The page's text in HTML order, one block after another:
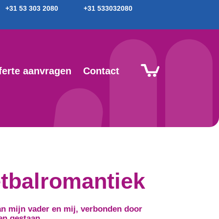
+31 53 303 2080 +31 533032080
aanvragen Contact
mijn vader en mij, verbonden door